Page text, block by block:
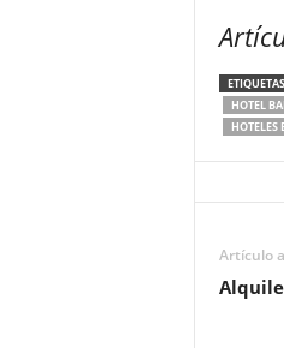
ETIQUETAS
HOTEL
HOTELES
Artículo